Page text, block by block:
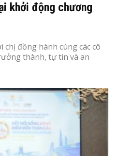
khởi động chương
đồng hành cùng các cô
thành, tự tin và an